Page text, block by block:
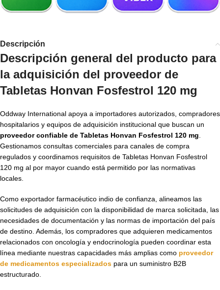
Descripción
Descripción general del producto para
la adquisición del proveedor de
Tabletas Honvan Fosfestrol 120 mg
Oddway International apoya a importadores autorizados, compradores
hospitalarios y equipos de adquisición institucional que buscan un
proveedor confiable de Tabletas Honvan Fosfestrol 120 mg
Gestionamos consultas comerciales para canales de compra
regulados y coordinamos requisitos de Tabletas Honvan Fosfestrol
120 mg al por mayor cuando está permitido por las normativas
locales.
Como exportador farmacéutico indio de confianza, alineamos las
solicitudes de adquisición con la disponibilidad de marca solicitada, las
necesidades de documentación y las normas de importación del país
de destino. Además, los compradores que adquieren medicamentos
relacionados con oncología y endocrinología pueden coordinar esta
línea mediante nuestras capacidades más amplias como proveedor
de medicamentos especializados para un suministro B2B
estructurado.